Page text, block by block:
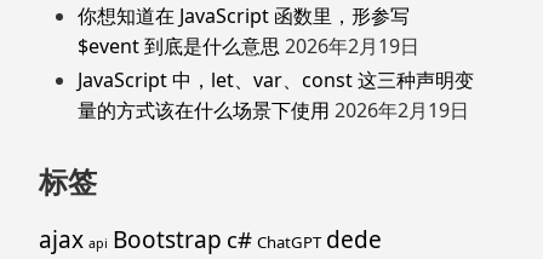
你想知道在 JavaScript 函数里，形参写
$event 到底是什么意思 2026年2月19日
JavaScript 中，let、var、const 这三种声明变
量的方式该在什么场景下使用 2026年2月19日
标签
ajax api Bootstrap c# ChatGPT dede